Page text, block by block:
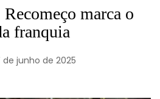
marca o
franquia
de junho de 2025